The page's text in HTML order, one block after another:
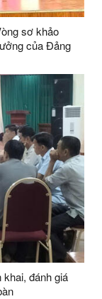
sơ khảo
của Đảng
đánh giá